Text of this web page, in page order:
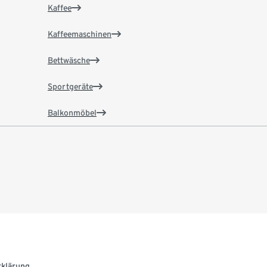
Kaffee
Kaffeemaschinen
Bettwäsche
Sportgeräte
Balkonmöbel